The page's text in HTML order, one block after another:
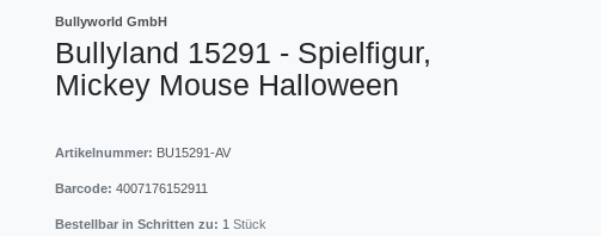
Bullyworld GmbH
Bullyland 15291 - Spielfigur,
Mickey Mouse Halloween
Artikelnummer: BU15291-AV
Barcode: 4007176152911
Bestellbar in Schritten zu: 1 Stück